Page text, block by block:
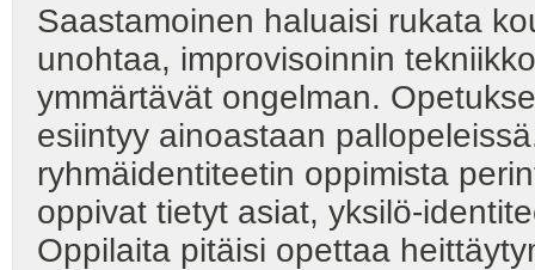
Saastamoinen haluaisi rukata
unohtaa, improvisoinnin
ymmärtävät ongelman.
esiintyy ainoastaan
ryhmäidentiteetin oppimista
oppivat tietyt asiat, yksilö-
Oppilaita pitäisi opettaa